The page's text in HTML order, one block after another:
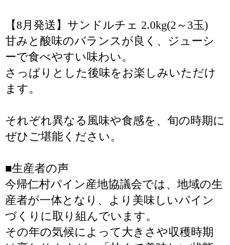
【8月発送】サンドルチェ 2.0kg(2～3玉)
甘みと酸味のバランスが良く、ジューシ
ーで食べやすい味わい。
さっぱりとした後味をお楽しみいただけ
ます。
それぞれ異なる風味や食感を、旬の時期に
ぜひご堪能ください。
■生産者の声
今帰仁村パイン産地協議会では、地域の生
産者が一体となり、より美味しいパイン
づくりに取り組んでいます。
その年の気候によって大きさや収穫時期